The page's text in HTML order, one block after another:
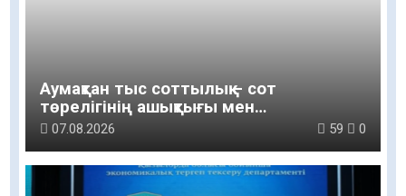
Аумақтан тыс соттылық – сот
төрелігінің ашықтығы мен
қолжетімділігін арттыру құралы
07.08.2026 59 0